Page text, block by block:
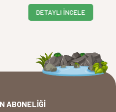
DETAYLI İNCELE
ABONELIĞI